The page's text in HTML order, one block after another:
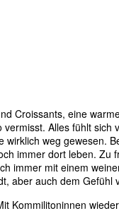
Croissants, eine
Alles fühlt
wirklich weg gewesen. B
immer dort leben.
immer mit einem
aber auch dem
Kommilitoninnen